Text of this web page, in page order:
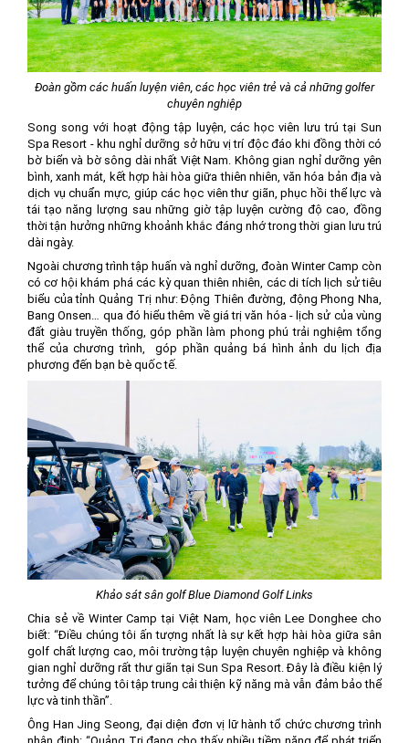
Đoàn gồm các huấn luyện viên, các học viên trẻ và cả những golfer
chuyên nghiệp
Song song với hoạt động tập luyện, các học viên lưu trú tại Sun
Spa Resort - khu nghỉ dưỡng sở hữu vị trí độc đáo khi đồng thời có
bờ biển và bờ sông dài nhất Việt Nam. Không gian nghỉ dưỡng yên
bình, xanh mát, kết hợp hài hòa giữa thiên nhiên, văn hóa bản địa và
dịch vụ chuẩn mực, giúp các học viên thư giãn, phục hồi thể lực và
tái tạo năng lượng sau những giờ tập luyện cường độ cao, đồng
thời tận hưởng những khoảnh khắc đáng nhớ trong thời gian lưu trú
dài ngày.
Ngoài chương trình tập huấn và nghỉ dưỡng, đoàn Winter Camp còn
có cơ hội khám phá các kỳ quan thiên nhiên, các di tích lịch sử tiêu
biểu của tỉnh Quảng Trị như: Động Thiên đường, động Phong Nha,
Bang Onsen… qua đó hiểu thêm về giá trị văn hóa - lịch sử của vùng
đất giàu truyền thống, góp phần làm phong phú trải nghiệm tổng
thể của chương trình, góp phần quảng bá hình ảnh du lịch địa
phương đến bạn bè quốc tế.
Khảo sát sân golf Blue Diamond Golf Links
Chia sẻ về Winter Camp tại Việt Nam, học viên Lee Donghee cho
biết: “Điều chúng tôi ấn tượng nhất là sự kết hợp hài hòa giữa sân
golf chất lượng cao, môi trường tập luyện chuyên nghiệp và không
gian nghỉ dưỡng rất thư giãn tại Sun Spa Resort. Đây là điều kiện lý
tưởng để chúng tôi tập trung cải thiện kỹ năng mà vẫn đảm bảo thể
lực và tinh thần”.
Ông Han Jing Seong, đại diện đơn vị lữ hành tổ chức chương trình